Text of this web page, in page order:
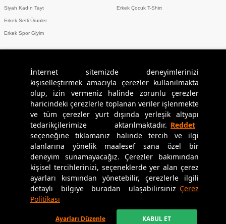
İnternet sitemizde deneyimlerinizi
kişiselleştirmek amacıyla çerezler kullanılmakta
olup, izin vermeniz halinde zorunlu çerezler
haricindeki çerezlerle toplanan veriler işlenmekte
ve tüm çerezler yurt dışında yerleşik altyapı
tedarikçilerimize aktarılmaktadır. Reddet
seçeneğine tıklamanız halinde tercih ve ilgi
alanlarına yönelik maalesef sana özel bir
deneyim sunamayacağız. Çerezler bakımından
kişisel tercihlerinizi, seçeneklerde yer alan çerez
ayarları kısmından yönetebilir, çerezlerle ilgili
detaylı bilgiye buradan ulaşabilirsiniz Çerez
Politikası
Ayarları Düzenle KABUL ET
Sosyal Medya
Uygulamamızı İndirin
Siyah Kadın Tayt
Erkek Setli Ürünler
Erkek Spor Giyim
Erkek Çocuk T-Shirt
Copyright © 2024 Tommylife.com.tr
T-Softalt yapısı ile geliştirilmiştir.